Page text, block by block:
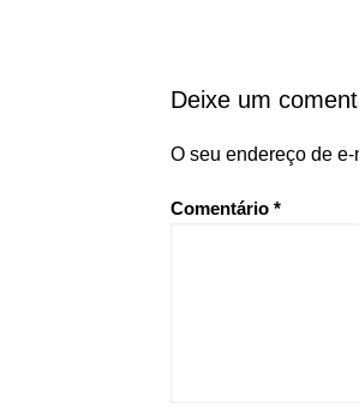
Deixe um
O seu endereço de
Comentário *